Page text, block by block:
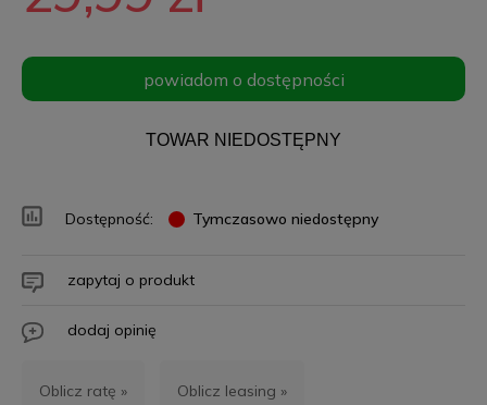
powiadom o dostępności
TOWAR NIEDOSTĘPNY
Dostępność: Tymczasowo niedostępny
zapytaj o produkt
dodaj opinię
Oblicz ratę » Oblicz leasing »